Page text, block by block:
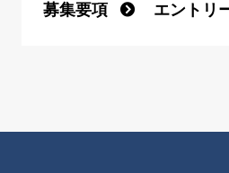
募集要項 エントリ